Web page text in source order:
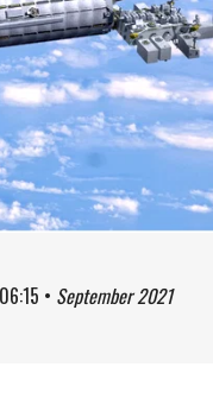
06:15 • September 2021